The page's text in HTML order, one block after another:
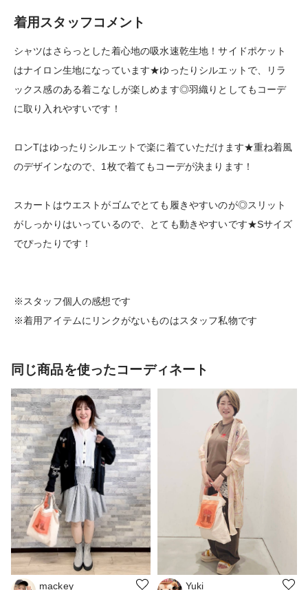
着用スタッフコメント
シャツはさらっとした着心地の吸水速乾生地！サイドポケット
はナイロン生地になっています★ゆったりシルエットで、リラ
ックス感のある着こなしが楽しめます◎羽織りとしてもコーデ
に取り入れやすいです！
ロンTはゆったりシルエットで楽に着ていただけます★重ね着風
のデザインなので、1枚で着てもコーデが決まります！
スカートはウエストがゴムでとても履きやすいのが◎スリット
がしっかりはいっているので、とても動きやすいです★Sサイズ
でぴったりです！
※スタッフ個人の感想です
※着用アイテムにリンクがないものはスタッフ私物です
同じ商品を使ったコーディネート
mackey Yuki